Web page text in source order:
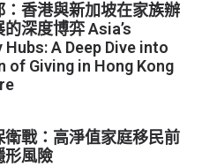
：香港與新加坡在家族辦
深度博弈 Asia’s
A Deep Dive into
of Giving in Hong Kong
衛戰：高淨值家庭移民前
形風險